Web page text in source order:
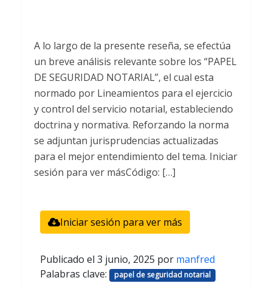
A lo largo de la presente reseña, se efectúa
un breve análisis relevante sobre los “PAPEL
DE SEGURIDAD NOTARIAL”, el cual esta
normado por Lineamientos para el ejercicio
y control del servicio notarial, estableciendo
doctrina y normativa. Reforzando la norma
se adjuntan jurisprudencias actualizadas
para el mejor entendimiento del tema. Iniciar
sesión para ver másCódigo: […]
Iniciar sesión para ver más
Publicado el 3 junio, 2025 por manfred
Palabras clave:
papel de seguridad notarial